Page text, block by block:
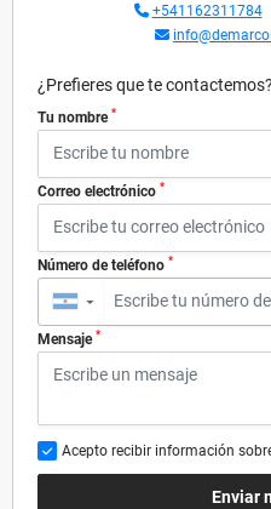
+541162311784|
¿Prefieres que te contactemos?
Tu nombre *
Correo electrónico *
Número de teléfono *
▼
Mensaje *
Acepto recibir información
Enviar